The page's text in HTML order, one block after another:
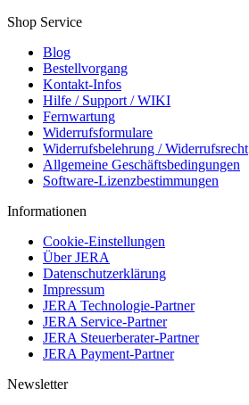
Shop Service
Blog
Bestellvorgang
Kontakt-Infos
Hilfe / Support / WIKI
Fernwartung
Widerrufsformulare
Widerrufsbelehrung / Widerrufsrecht
Allgemeine Geschäftsbedingungen
Software-Lizenzbestimmungen
Informationen
Cookie-Einstellungen
Über JERA
Datenschutzerklärung
Impressum
JERA Technologie-Partner
JERA Service-Partner
JERA Steuerberater-Partner
JERA Payment-Partner
Newsletter